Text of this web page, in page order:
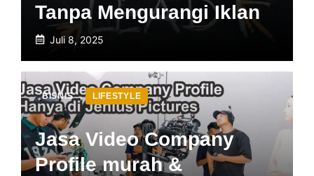
Tanpa Mengurangi Iklan
Juli 8, 2025
BISNIS , LIFESTYLE
Jasa Video Company
Profile murah &